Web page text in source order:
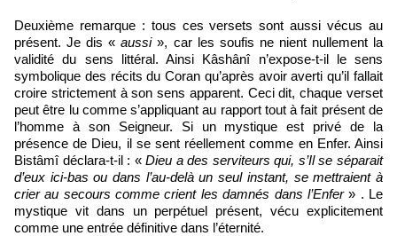
Deuxième remarque : tous ces versets sont aussi vécus au
présent. Je dis «aussi», car les soufis ne nient nullement la
validité du sens littéral. Ainsi Kâshânî n’expose-t-il le sens
symbolique des récits du Coran qu’après avoir averti qu’il fallait
croire strictement à son sens apparent. Ceci dit, chaque verset
peut être lu comme s’appliquant au rapport tout à fait présent de
l’homme à son Seigneur. Si un mystique est privé de la
présence de Dieu, il se sent réellement comme en Enfer. Ainsi
Bistâmî déclara-t-il : «Dieu a des serviteurs qui, s’Il se séparait
d’eux ici-bas ou dans l’au-delà un seul instant, se mettraient à
crier au secours comme crient les damnés dans l’Enfer» . Le
mystique vit dans un perpétuel présent, vécu explicitement
comme une entrée définitive dans l’éternité.